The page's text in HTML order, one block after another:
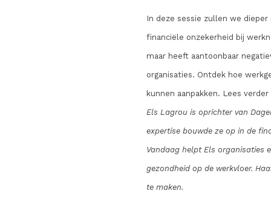
In deze sessie zullen we
financiële onzekerheid bij
maar heeft aantoonbaar
organisaties. Ontdek hoe
kunnen aanpakken. Lees
Els Lagrou is oprichter van
expertise bouwde ze op in de
Vandaag helpt Els organisaties
gezondheid op de werkvloer.
te maken.